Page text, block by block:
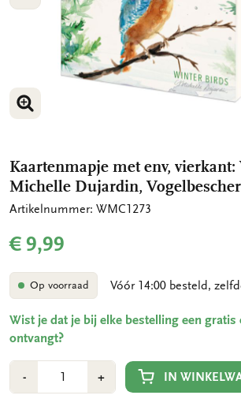
VORIGE
VERGROOT AFBEELDING
VERGROOT AFBEELDING
Kaartenmapje met env,
Michelle Dujardin,
Artikelnummer: WMC1273
€ 9,99
Op voorraad Vóór 14:00 besteld,
Wist je dat je bij elke bestelling een gratis
ontvangt?
-Min
1
+Plus
1
IN